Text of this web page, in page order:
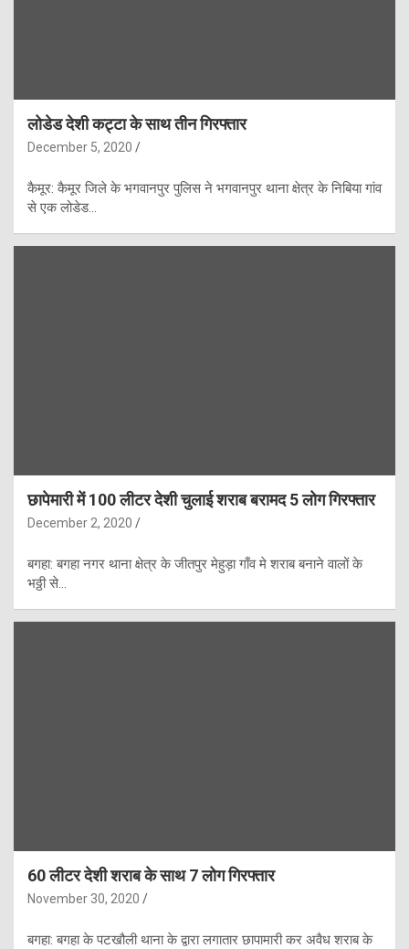
लोडेड देशी कट्टा के साथ तीन गिरफ्तार
December 5, 2020
कैमूर: कैमूर जिले के भगवानपुर पुलिस ने भगवानपुर थाना क्षेत्र के निबिया गांव
से एक लोडेड…
छापेमारी में 100 लीटर देशी चुलाई शराब बरामद 5 लोग गिरफ्तार
December 2, 2020
बगहा: बगहा नगर थाना क्षेत्र के जीतपुर मेहुड़ा गाँव मे शराब बनाने वालों के
भठ्ठी से…
60 लीटर देशी शराब के साथ 7 लोग गिरफ्तार
November 30, 2020
बगहा: बगहा के पटखौली थाना के द्वारा लगातार छापामारी कर अवैध शराब के